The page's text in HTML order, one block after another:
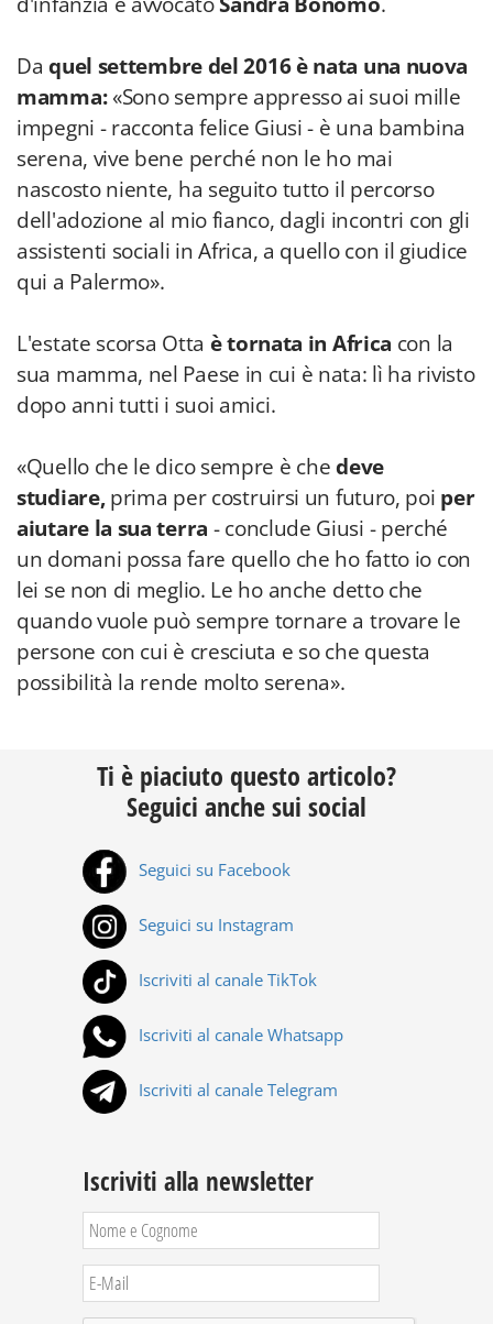
Da quel settembre del 2016 è nata una nuova
mamma:«Sono sempre appresso ai suoi mille
impegni - racconta felice Giusi - è una bambina
serena, vive bene perché non le ho mai
nascosto niente, ha seguito tutto il percorso
dell'adozione al mio fianco, dagli incontri con gli
assistenti sociali in Africa, a quello con il giudice
qui a Palermo».
L'estate scorsa Otta è tornata in Africa con la
sua mamma, nel Paese in cui è nata: lì ha rivisto
dopo anni tutti i suoi amici.
«Quello che le dico sempre è chedeve
studiare,prima per costruirsi un futuro, poi per
aiutare la sua terra - conclude Giusi - perché
un domani possa fare quello che ho fatto io con
lei se non di meglio. Le ho anche detto che
quando vuole può sempre tornare a trovare le
persone con cui è cresciuta e so che questa
possibilità la rende molto serena».
Ti è piaciuto questo articolo?
Seguici anche sui social
Seguici su Facebook
Seguici su Instagram
Iscriviti al canale TikTok
Iscriviti al canale Whatsapp
Iscriviti al canale Telegram
Iscriviti alla newsletter